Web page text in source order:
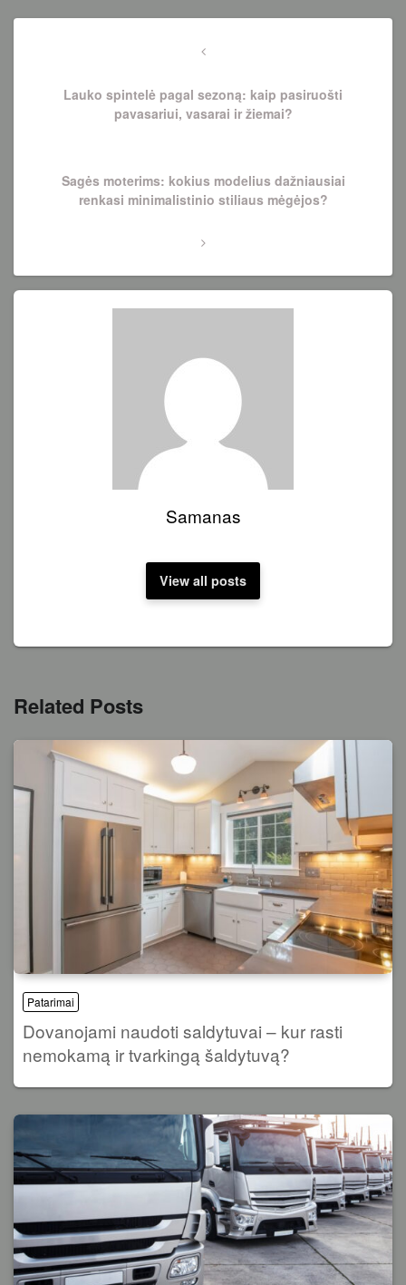
Navigacija
Previous
Lauko spintelė pagal sezoną: kaip pasiruošti
pavasariui, vasarai ir žiemai?
NextSagės moterims: kokius modelius dažniausiai
renkasi minimalistinio stiliaus mėgėjos?
Samanas
View all posts
Related Posts
Patarimai
Dovanojami naudoti saldytuvai – kur rasti
nemokamą ir tvarkingą šaldytuvą?